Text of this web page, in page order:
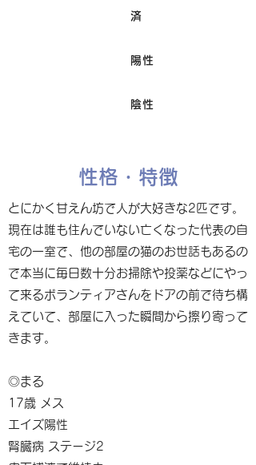
済
陽性
陰性
性格・特徴
とにかく甘えん坊で人が大好きな2匹です。
現在は誰も住んでいない亡くなった代表の自
宅の一室で、他の部屋の猫のお世話もあるの
で本当に毎日数十分お掃除や投薬などにやっ
て来るボランティアさんをドアの前で待ち構
えていて、部屋に入った瞬間から擦り寄って
きます。
◎まる
17歳 メス
エイズ陽性
腎臓病 ステージ2